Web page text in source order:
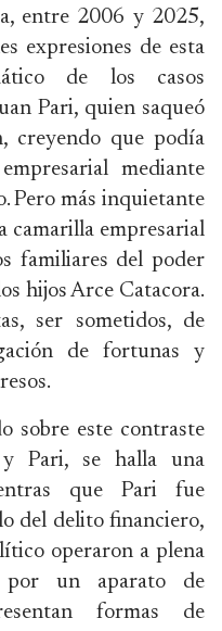
entre 2006 y 2025,
expresiones de esta
de los casos
Pari, quien saqueó
creyendo que podía
mediante
Pero más inquietante
camarilla empresarial
familiares del poder
hijos Arce Catacora.
ser sometidos, de
de fortunas y
sobre este contraste
Pari, se halla una
que Pari fue
del delito financiero,
operaron a plena
un aparato de
formas de